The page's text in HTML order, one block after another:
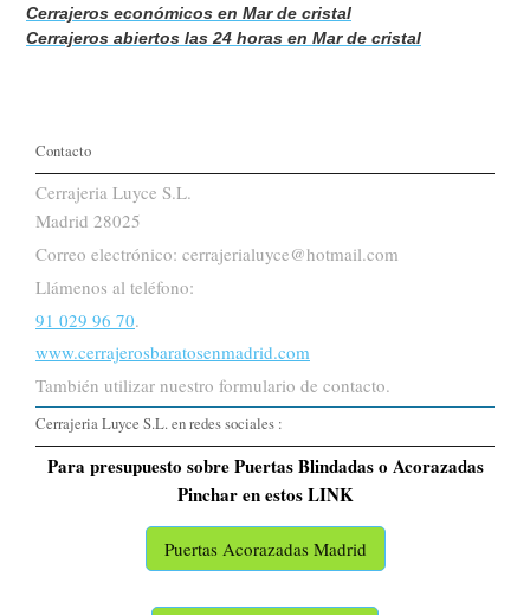
Cerrajeros económicos en Mar de cristal
Cerrajeros abiertos las 24 horas en Mar de cristal
Contacto
Cerrajeria Luyce S.L.
Madrid 28025
Correo electrónico: cerrajerialuyce@hotmail.com
Llámenos al teléfono:
91 029 96 70.
www.cerrajerosbaratosenmadrid.com
También utilizar nuestro formulario de contacto.
Cerrajeria Luyce S.L. en redes sociales :
Para presupuesto sobre Puertas Blindadas o Acorazadas
Pinchar en estos LINK
Puertas Acorazadas Madrid